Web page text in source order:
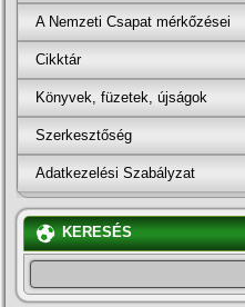
A Nemzeti Csapat mérkőzései
Cikktár
Könyvek, füzetek, újságok
Szerkesztőség
Adatkezelési Szabályzat
KERESÉS